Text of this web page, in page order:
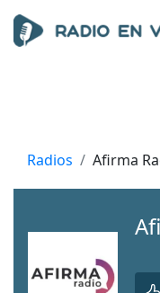
Radios Afirma